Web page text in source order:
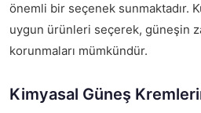
önemli bir seçenek sunmaktadır.
uygun ürünleri seçerek, güneşin
korunmaları mümkündür.
Kimyasal Güneş